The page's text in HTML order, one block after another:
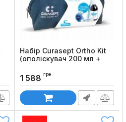
Набір Curasept Ortho Kit
(ополіскувач 200 мл +
нитка + зубна щітка +
косметичка)
Код товару: 992
1 588 грн